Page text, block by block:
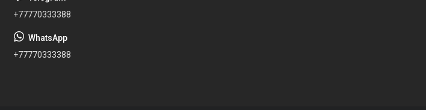
+77770333388
+77770333388